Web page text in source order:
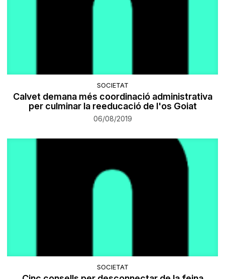
SOCIETAT
Calvet demana més coordinació administrativa
per culminar la reeducació de l'os Goiat
06/08/2019
SOCIETAT